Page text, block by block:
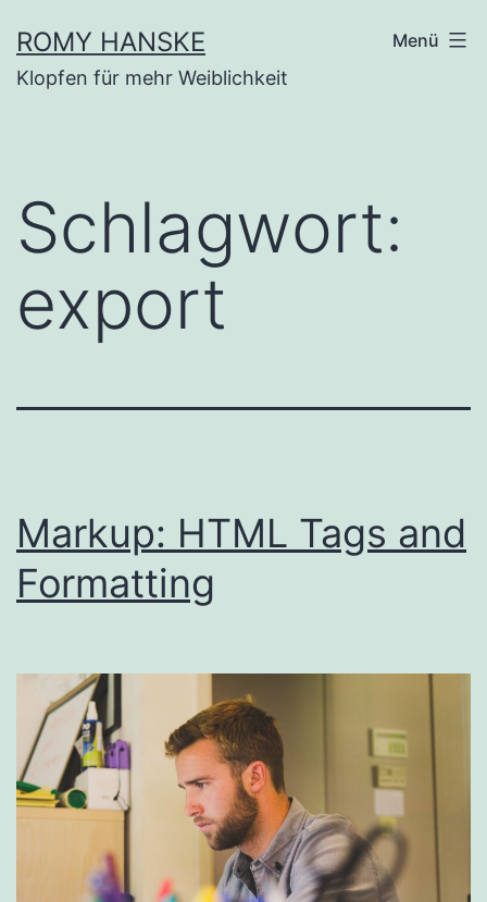
Inhalt
springen
ROMY HANSKE
Klopfen für mehr Weiblichkeit
Menü
Schlagwort:
export
Markup: HTML Tags and
Formatting